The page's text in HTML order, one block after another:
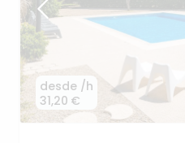
desde
31,20 €
/h